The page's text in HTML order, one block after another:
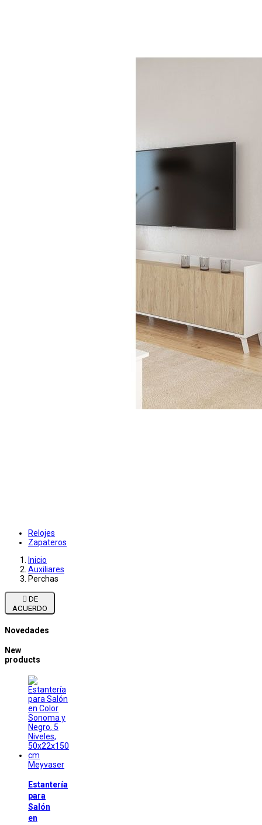
Relojes
Zapateros
Inicio
Auxiliares
Perchas

ACUERDO
Novedades
New
products
Meyvaser
Estantería
para
Salón
en